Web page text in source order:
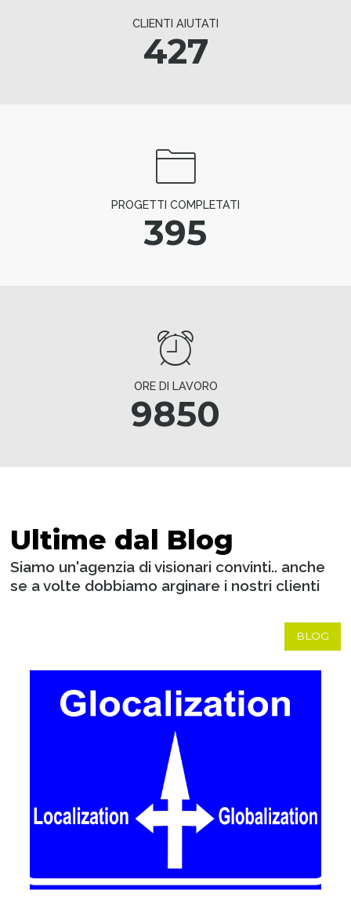
CLIENTI AIUTATI
427
PROGETTI COMPLETATI
395
ORE DI LAVORO
9850
Ultime dal Blog
Siamo un'agenzia di visionari convinti.. anche
se a volte dobbiamo arginare i nostri clienti
BLOG